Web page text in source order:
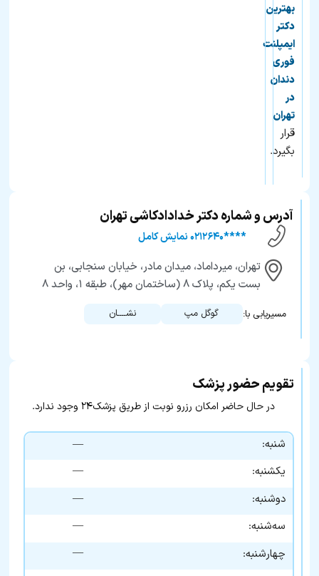
بهترین
دکتر
ایمپلنت
فوری
دندان
در
تهران
قرار
بگیرد.
آدرس و شماره دکتر خدادادکاشی تهران
****۰۲۱۲۶۴۰ نمایش کامل
تهران، میرداماد، میدان مادر، خیابان سنجابی، بن
بست یکم، پلاک ۸ (ساختمان مهر)، طبقه ۱، واحد ۸
مسیریابی با: گوگل مپ نشــــان
تقویم حضور پزشک
در حال حاضر امکان رزرو نوبت از طریق پزشک۲۴ وجود ندارد.
شنبه:
—
یکشنبه:
—
دوشنبه:
—
سه‌شنبه:
—
چهارشنبه:
—